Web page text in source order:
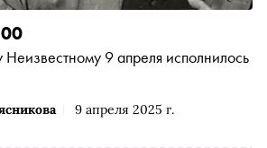
9 апреля 2025 г.
Неизвестному 9 апреля исполнилось